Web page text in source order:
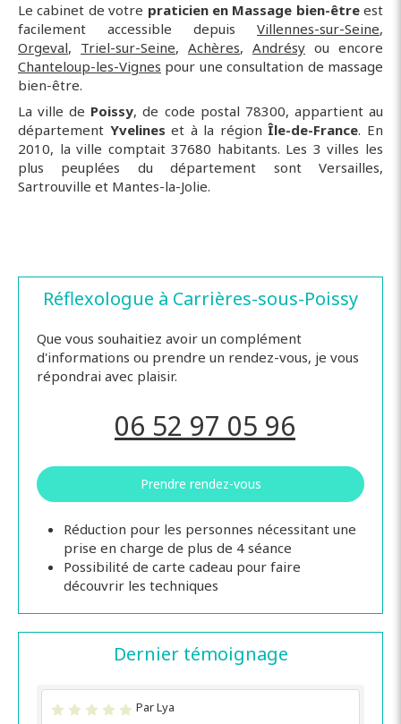
Le cabinet de votre praticien en Massage bien-êtreest
facilement accessible depuis Villennes-sur-Seine,
Orgeval, Triel-sur-Seine, Achères, Andrésy ou encore
Chanteloup-les-Vignes pour une consultation de massage
bien-être.
La ville de Poissy, de code postal 78300, appartient au
département Yvelines et à la régionÎle-de-France. En
2010, la ville comptait 37680 habitants. Les 3 villes les
plus peuplées du département sont Versailles,
Sartrouville et Mantes-la-Jolie.
Réflexologue à Carrières-sous-Poissy
Que vous souhaitiez avoir un complément
d'informations ou prendre un rendez-vous, je vous
répondrai avec plaisir.
06 52 97 05 96
Prendre rendez-vous
Réduction pour les personnes nécessitant une
prise en charge de plus de 4 séance
Possibilité de carte cadeau pour faire
découvrir les techniques
Dernier témoignage
Par Lya